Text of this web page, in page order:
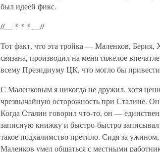
был идеей фикс.
//__ * * * __//
Тот факт, что эта тройка — Маленков,
связана, производил на меня тяжелое
всему Президиуму ЦК, что могло бы
С Маленковым я никогда не дружил, хотя
чрезвычайную осторожность при Сталине.
Когда Сталин говорил что-то, он —
записную книжку и быстро-быстро
такое подхалимство претило. Сидя за
Маленков умел общаться с местными